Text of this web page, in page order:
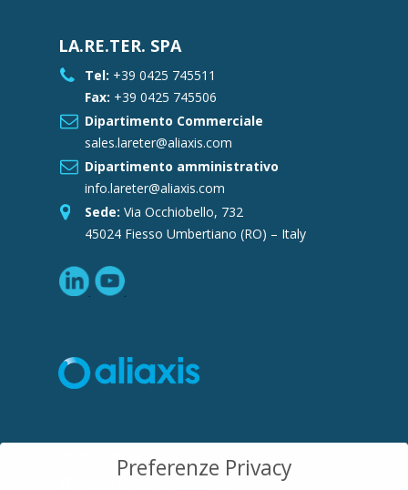
LA.RE.TER. SPA
Tel: +39 0425 745511
Fax: +39 0425 745506
Dipartimento Commerciale
sales.lareter@aliaxis.com
Dipartimento amministrativo
info.lareter@aliaxis.com
Sede: Via Occhiobello, 732
45024 Fiesso Umbertiano (RO) – Italy
Preferenze Privacy